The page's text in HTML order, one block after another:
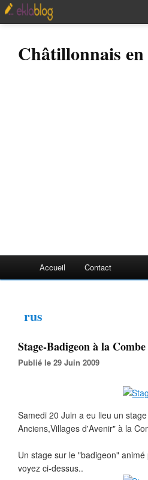
Châtillonnais
Accueil Contact
rus
Stage-Badigeon à la
Publié le 29 Juin 2009
Samedi 20 Juin a eu lieu un
Anciens,Villages d'Avenir" à la
Un stage sur le "badigeon"
voyez ci-dessus..